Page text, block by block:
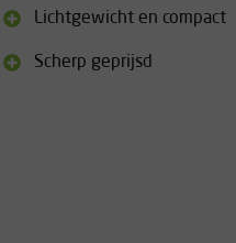
Lichtgewicht en compact
Scherp geprijsd